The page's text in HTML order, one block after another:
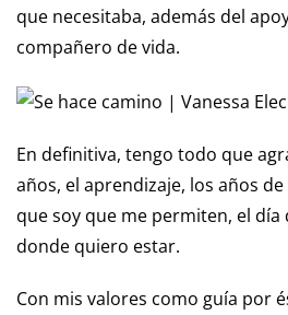
que necesitaba, además del
compañero de vida.
En definitiva, tengo todo que
años, el aprendizaje, los años
que soy que me permiten, el día
donde quiero estar.
Con mis valores como guía por